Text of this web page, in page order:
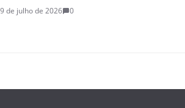
de julho de 2026 0